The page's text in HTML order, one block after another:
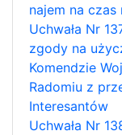
najem na
Uchwała Nr
zgody na
Komendzie
Radomiu z
Interesantów
Uchwała Nr